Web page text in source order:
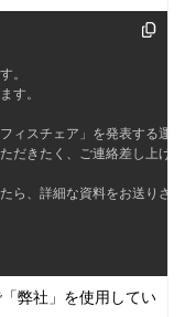
。
す。
ィスチェア」を発表する運
だきたく、ご連絡差し上げ
ら、詳細な資料をお送りさ
弊社」を使用してい